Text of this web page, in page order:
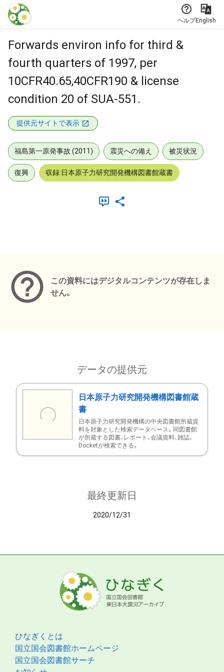
本文に飛ぶ
ヘルプEnglish
Forwards environ info for third &
fourth quarters of 1997, per
10CFR40.65,40CFR190 & license
condition 20 of SUA-551.
提供元サイトで表示
福島第一原発事故 (2011) 震災への備え 被災状況
復興 収録:日本原子力研究開発機構図書館蔵書
この資料にはデジタルコンテンツが存在しま
せん。
データの提供元
日本原子力研究開発機構図書館蔵
書
日本原子力研究開発機構の中央図書館所蔵資
料を対象とした検索データベース。同図書館
が所蔵する図書、レポート、会議資料、雑誌、
Docketが検索できる。
最終更新日
2020/12/31
ひなぎくとは
国立国会図書館ホームページ
国立国会図書館サーチ